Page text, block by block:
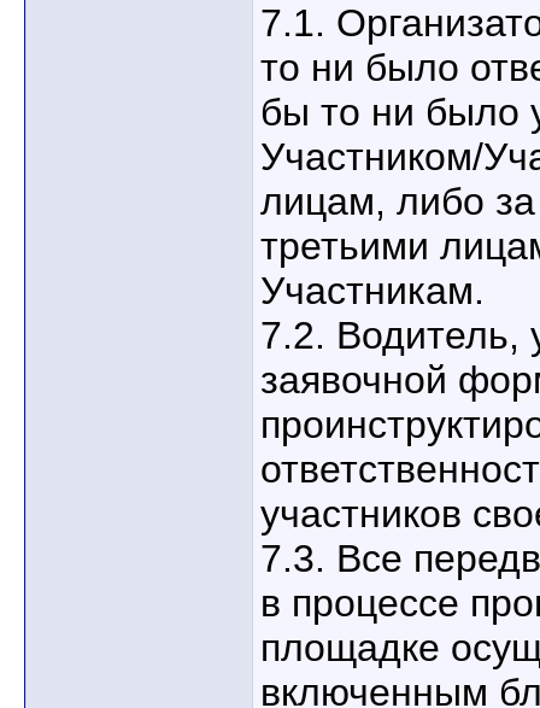
7.1.
то ни было
бы то ни было
Участником/
лицам, либо
третьими
Участникам.
7.2. Водитель,
заявочной
участников
7.3. Все
в процессе
площадке
включенным